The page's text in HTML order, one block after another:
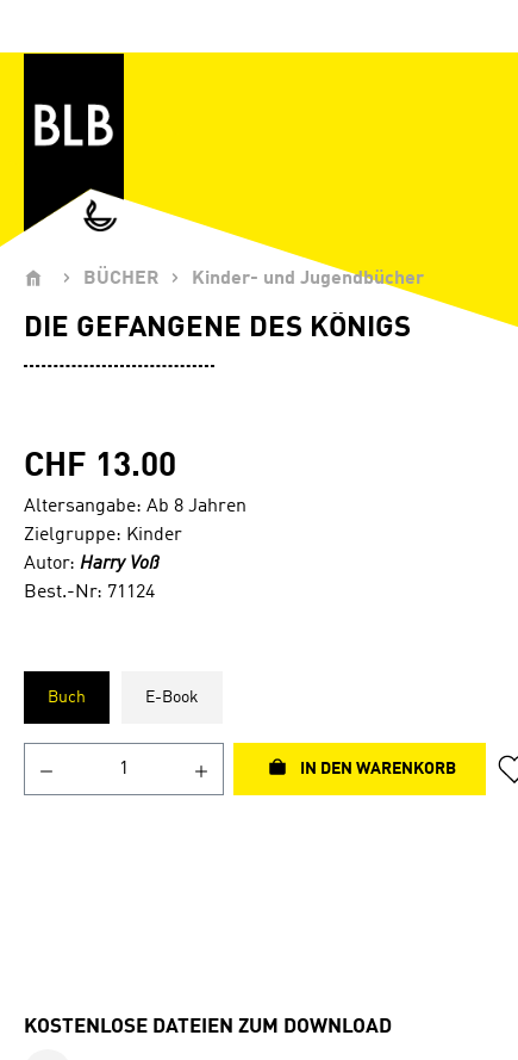
BÜCHER Kinder- und Jugendbücher
DIE GEFANGENE DES KÖNIGS
CHF 13.00
Altersangabe: Ab 8 Jahren
Zielgruppe: Kinder
Autor: Harry Voß
Best.-Nr: 71124
Buch E-Book
IN DEN WARENKORB
KOSTENLOSE DATEIEN ZUM DOWNLOAD